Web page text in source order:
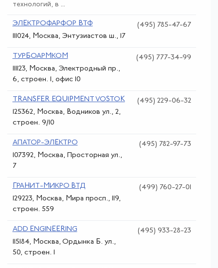
технологий, в ...
ЭЛЕКТРОФАРФОР ВТФ
111024, Москва, Энтузиастов ш., 17
(495) 785-47-67
ТУРБОАРМКОМ
111123, Москва, Электродный пр.,
6, строен. 1, офис 10
(495) 777-34-99
TRANSFER EQUIPMENT VOSTOK
125362, Москва, Водников ул., 2,
строен. 9/10
(495) 229-06-32
АПАТОР-ЭЛЕКТРО
107392, Москва, Просторная ул.,
7
(495) 782-97-73
ГРАНИТ-МИКРО ВТД
129223, Москва, Мира просп., 119,
строен. 559
(499) 760-27-01
ADD ENGINEERING
115184, Москва, Ордынка Б. ул.,
50, строен. 1
(495) 933-28-23